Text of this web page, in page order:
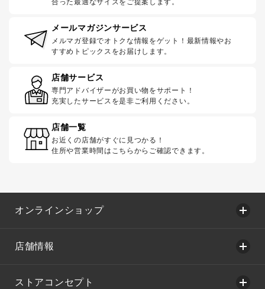
合った最適なサイズをご提案します。
メールマガジンサービス
メルマガ登録でオトクな情報をゲット！最新情報やお
すすめトピックスをお届けします。
店舗サービス
専門アドバイザーがお買い物をサポート！
充実したサービスを是非ご利用ください。
店舗一覧
お近くの店舗がすぐに見つかる！
住所や営業時間はこちらからご確認できます。
オンラインショップ
店舗情報
ストアコンセプト